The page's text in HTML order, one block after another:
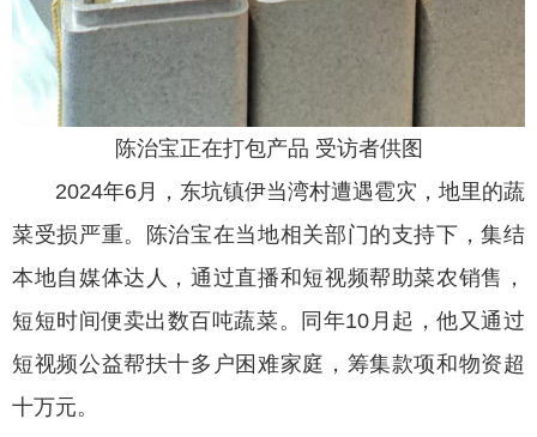
陈治宝正在打包产品 受访者供图
2024年6月，东坑镇伊当湾村遭遇雹灾，地里的蔬
菜受损严重。陈治宝在当地相关部门的支持下，集结
本地自媒体达人，通过直播和短视频帮助菜农销售，
短短时间便卖出数百吨蔬菜。同年10月起，他又通过
短视频公益帮扶十多户困难家庭，筹集款项和物资超
十万元。